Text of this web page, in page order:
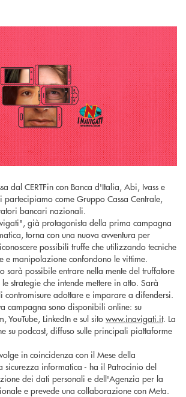
dal CERTFin con Banca d'Italia, Abi, Ivass e
partecipiamo come Gruppo Cassa Centrale,
bancari nazionali.
già protagonista della prima campagna
torna con una nuova avventura per
possibili truffe che utilizzando tecniche
e manipolazione confondono le vittime.
sarà possibile entrare nella mente del truffatore
strategie che intende mettere in atto. Sarà
contromisure adottare e imparare a difendersi.
campagna sono disponibili online: su
YouTube, LinkedIn e sul sito www.inavigati.it. La
su podcast, diffuso sulle principali piattaforme
in coincidenza con il Mese della
sicurezza informatica - ha il Patrocinio del
dei dati personali e dell'Agenzia per la
e prevede una collaborazione con Meta.